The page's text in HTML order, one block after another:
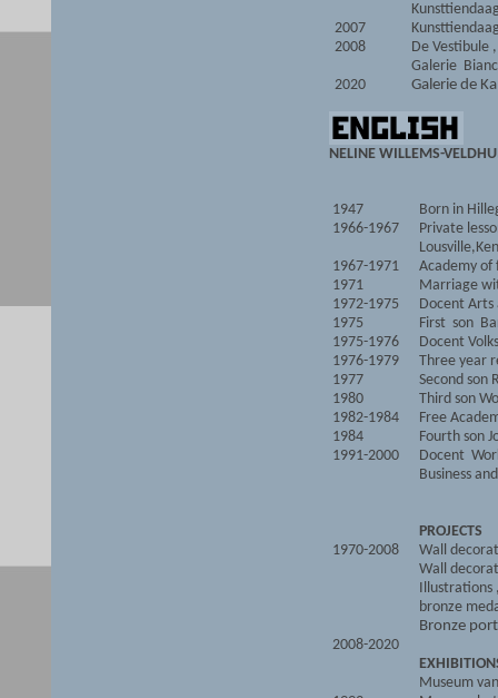
Born in
Private
Academy of
Marriage
Docent Arts
First son
Docent
Three year
Second son
Third son
Free
Fourth son
Docent
Business
PROJECTS
Wall
Wall
Illustrations
bronze
Bronze
Museum
2007
2008
2020
De Vestibule
Galerie
Galerie de
1947
1966-1967
1967-1971
1971
1972-1975
1975
1975-1976
1976-1979
1977
1980
1982-1984
1984
1991-2000
1970-2008
2008-2020
NELINE WILLEMS-